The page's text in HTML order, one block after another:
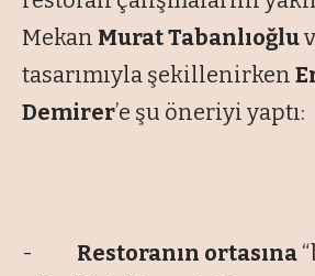
Mekan Murat Tabanlıoğlu
tasarımıyla şekillenirken
Demirer’e şu öneriyi yaptı:
- Restoranın ortasına